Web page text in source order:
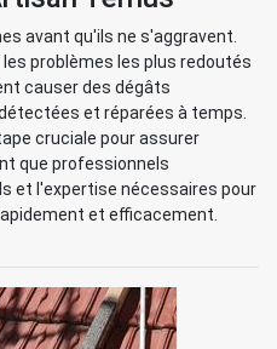
avant qu'ils ne s'aggravent.
problèmes les plus redoutés
causer des dégâts
et réparées à temps.
cruciale pour assurer
que professionnels
et l'expertise nécessaires pour
et efficacement.